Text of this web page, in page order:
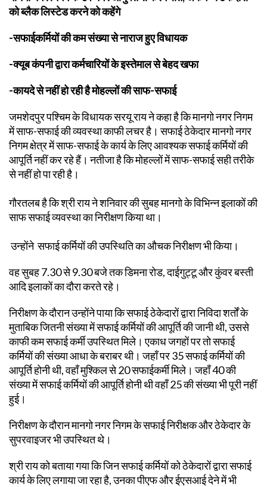
को ब्लैक लिस्टेड करने को कहेंगे
-सफाईकर्मियों की कम संख्या से नाराज हुए विधायक
-क्यूब कंपनी द्वारा कर्मचारियों के इस्तेमाल से बेहद खफा
-कायदे से नहीं हो रही है मोहल्लों की साफ-सफाई
जमशेदपुर पश्चिम के विधायक सरयू राय ने कहा है कि मानगो नगर निगम
में साफ-सफाई की व्यवस्था काफी लचर है। सफाई ठेकेदार मानगो नगर
निगम क्षेत्र में साफ-सफाई के कार्य के लिए आवश्यक सफाई कर्मियों की
आपूर्ति नहीं कर रहे हैं। नतीजा है कि मोहल्लों में साफ-सफाई सही तरीके
से नहीं हो पा रही है।
गौरतलब है कि श्री राय ने शनिवार की सुबह मानगो के विभिन्न इलाकों की
साफ सफाई व्यवस्था का निरीक्षण किया था।
उन्होंने सफाई कर्मियों की उपस्थिति का औचक निरीक्षण भी किया।
वह सुबह 7.30 से 9.30 बजे तक डिमना रोड, दाईगुट्टू और कुंवर बस्ती
आदि इलाकों का दौरा करते रहे।
निरीक्षण के दौरान उन्होंने पाया कि सफाई ठेकेदारों द्वारा निविदा शर्तों के
मुताबिक जितनी संख्या में सफाई कर्मियों की आपूर्ति की जानी थी, उससे
काफी कम सफाई कर्मी उपस्थित मिले। एकाध जगहों पर तो सफाई
कर्मियों की संख्या आधा के बराबर थी। जहाँ पर 35 सफाई कर्मियों की
आपूर्ति होनी थी, वहाँ मुश्किल से 20 सफाईकर्मी मिले। जहाँ 40 की
संख्या में सफाई कर्मियों की आपूर्ति होनी थी वहाँ 25 की संख्या भी पूरी नहीं
हुई।
निरीक्षण के दौरान मानगो नगर निगम के सफाई निरीक्षक और ठेकेदार के
सुपरवाइजर भी उपस्थित थे।
श्री राय को बताया गया कि जिन सफाई कर्मियों को ठेकेदारों द्वारा सफाई
कार्य के लिए लगाया जा रहा है, उनका पीएफ और ईएसआई देने में भी